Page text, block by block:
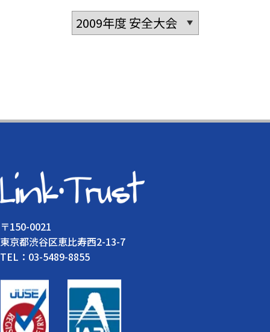
〒150-0021
東京都渋谷区恵比寿西2-13-7
TEL：03-5489-8855